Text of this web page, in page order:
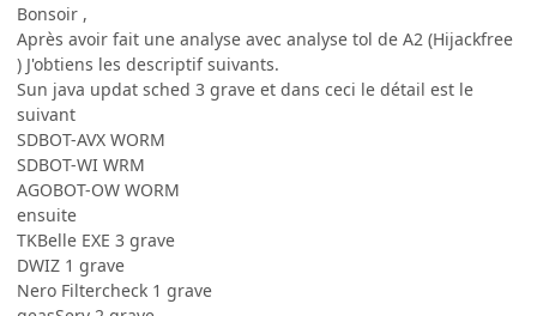
Bonsoir ,
Après avoir fait une analyse avec analyse tol de A2 (Hijackfree
) J'obtiens les descriptif suivants.
Sun java updat sched 3 grave et dans ceci le détail est le
suivant
SDBOT-AVX WORM
SDBOT-WI WRM
AGOBOT-OW WORM
ensuite
TKBelle EXE 3 grave
DWIZ 1 grave
Nero Filtercheck 1 grave